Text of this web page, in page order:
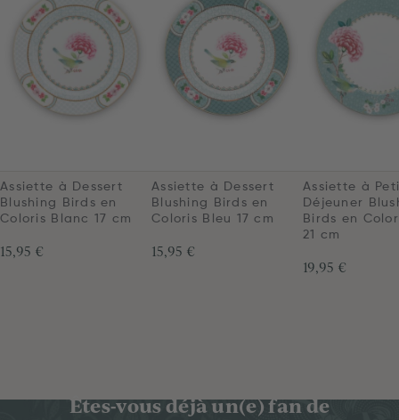
Assiette à Dessert
Blushing Birds en
Coloris Blanc 17 cm
15,95 €
Assiette à Dessert
Blushing Birds en
Coloris Bleu 17 cm
15,95 €
Assiette à
Déjeuner
Birds en
21 cm
19,95 €
Êtes-vous déjà un(e) fan de